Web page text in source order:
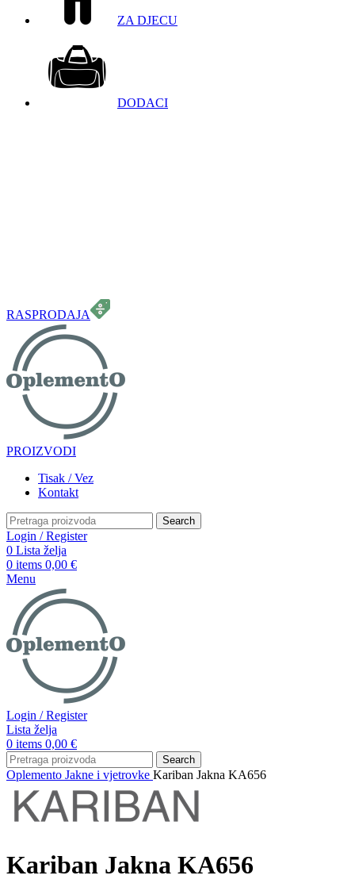
ZA DJECU
DODACI
RASPRODAJA
PROIZVODI
Tisak / Vez
Kontakt
Search
Login / Register
0 Lista želja
0 items 0,00 €
Menu
Login / Register
Lista želja
0 items 0,00 €
Search
Oplemento Jakne i vjetrovke Kariban Jakna KA656
Kariban Jakna KA656